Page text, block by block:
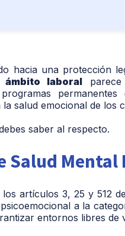
hacia una protección
laboral
salud emocional de los
saber al respecto.
Salud
los artículos 3, 25 y 512
a la
entornos libres de